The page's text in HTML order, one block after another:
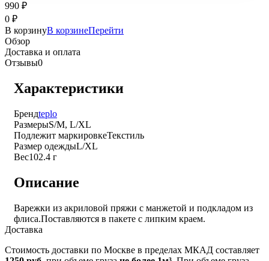
990 ₽
0 ₽
В корзинуВ корзинеПерейти
Обзор
Доставка и оплата
Отзывы0
Характеристики
Брендteplo
РазмерыS/M, L/XL
Подлежит маркировкеТекстиль
Размер одеждыL/XL
Вес102.4 г
Описание
Варежки из акриловой пряжи с манжетой и подкладом из
флиса.Поставляются в пакете с липким краем.
Доставка
Стоимость доставки по Москве в пределах МКАД составляет